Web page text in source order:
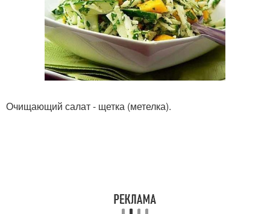
Очищающий салат - щетка (метелка).